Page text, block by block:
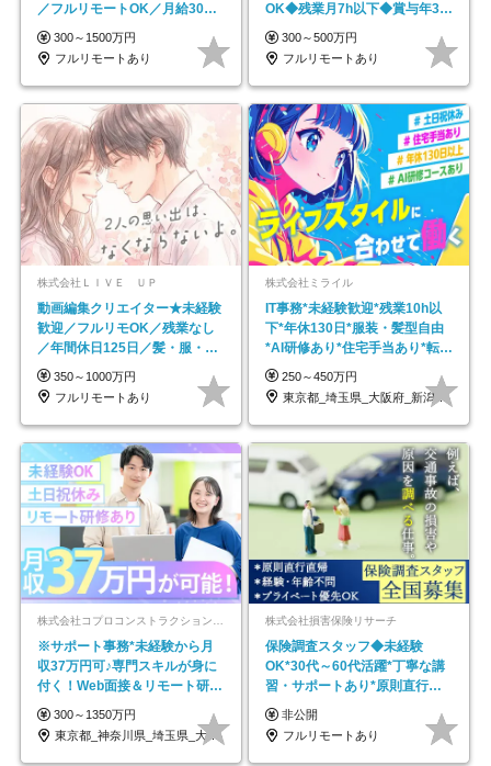
／フルリモートOK／月給30万
円～／年休130日以上
300～1500万円
フルリモートあり
OK◆残業月7h以下◆賞与年3回
◆5年目まで必ず昇給
300～500万円
フルリモートあり
株式会社ＬＩＶＥ ＵＰ
動画編集クリエイター★未経験
歓迎／フルリモOK／残業なし
／年間休日125日／髪・服・ネ
イル自由／研修充実で安心
350～1000万円
フルリモートあり
株式会社ミライル
IT事務*未経験歓迎*残業10h以
下*年休130日*服装・髪型自由
*AI研修あり*住宅手当あり*転勤
なし
250～450万円
東京都_埼玉県_大阪府_新潟県_福岡県
※サポート事務*未経験から月
収37万円可♪専門スキルが身に
付く！Web面接＆リモート研修
も充実♪/a
300～1350万円
東京都_神奈川県_埼玉県_大阪府_愛知県…
株式会社損害保険リサーチ
保険調査スタッフ◆未経験
OK*30代～60代活躍*丁寧な講
習・サポートあり*原則直行直
帰／全国募集・業務委託
非公開
フルリモートあり